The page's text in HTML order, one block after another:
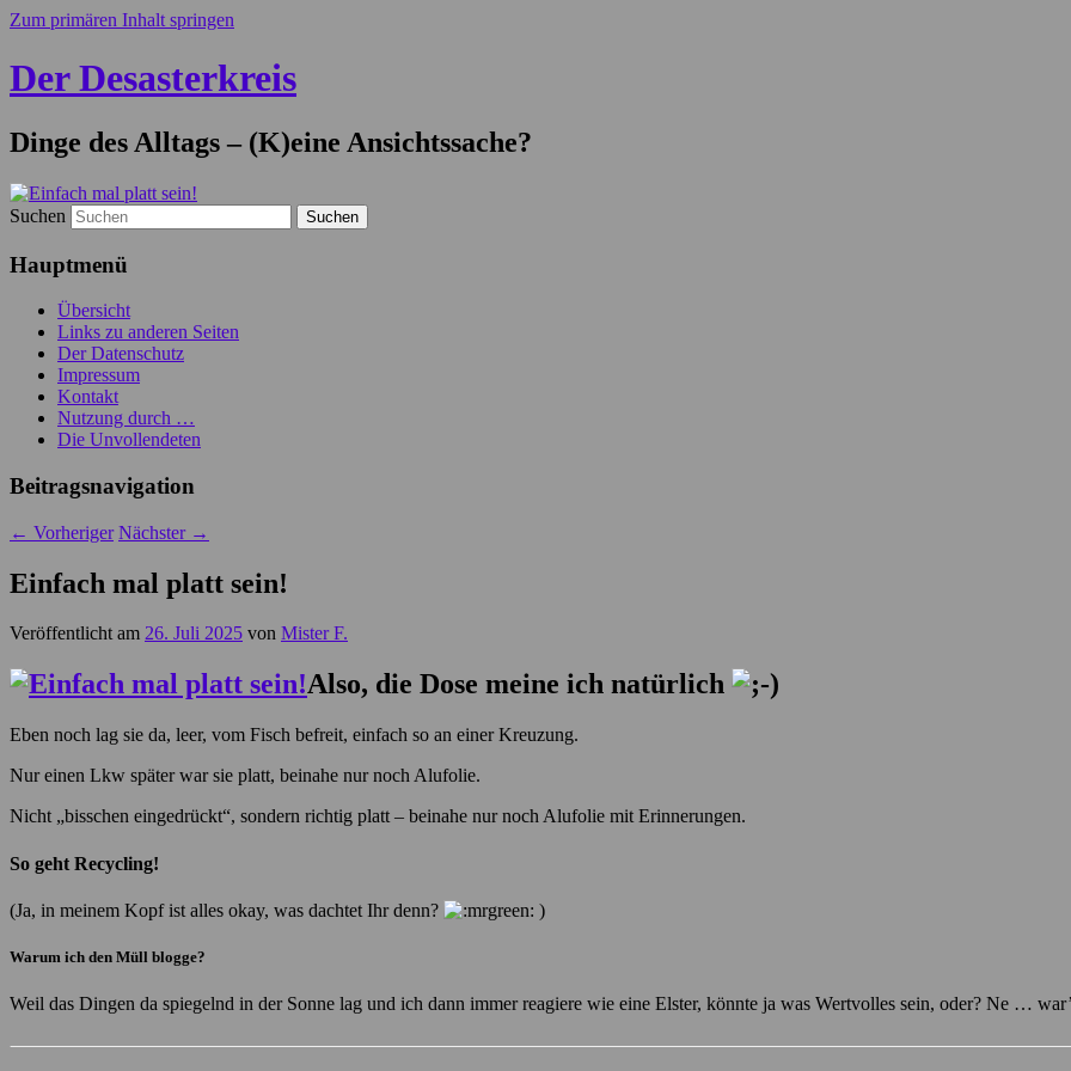
Zum primären Inhalt springen
Der Desasterkreis
Dinge des Alltags – (K)eine Ansichtssache?
Suchen
Hauptmenü
Übersicht
Links zu anderen Seiten
Der Datenschutz
Impressum
Kontakt
Nutzung durch …
Die Unvollendeten
Beitragsnavigation
← Vorheriger Nächster →
Einfach mal platt sein!
Veröffentlicht am 26. Juli 2025 von Mister F.
Also, die Dose meine ich natürlich
Eben noch lag sie da, leer, vom Fisch befreit, einfach so an einer Kreuzung.
Nur einen Lkw später war sie platt, beinahe nur noch Alufolie.
Nicht „bisschen eingedrückt“, sondern richtig platt – beinahe nur noch Alufolie mit Erinnerungen.
So geht Recycling!
(Ja, in meinem Kopf ist alles okay, was dachtet Ihr denn? )
Warum ich den Müll blogge?
Weil das Dingen da spiegelnd in der Sonne lag und ich dann immer reagiere wie eine Elster, könnte ja was Wertvolles sein, oder? Ne …